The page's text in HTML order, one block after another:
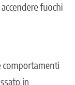
fuochi
comportamenti
in